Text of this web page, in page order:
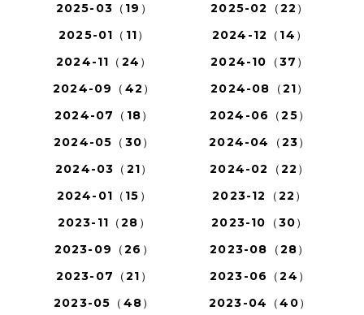
2025-03（19）
2025-02（22）
2025-01（11）
2024-12（14）
2024-11（24）
2024-10（37）
2024-09（42）
2024-08（21）
2024-07（18）
2024-06（25）
2024-05（30）
2024-04（23）
2024-03（21）
2024-02（22）
2024-01（15）
2023-12（22）
2023-11（28）
2023-10（30）
2023-09（26）
2023-08（28）
2023-07（21）
2023-06（24）
2023-05（48）
2023-04（40）